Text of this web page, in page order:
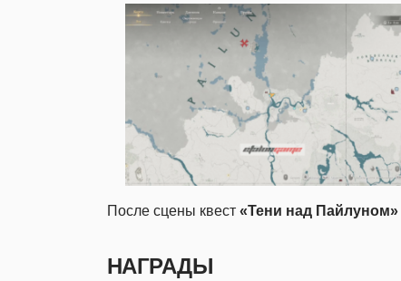
После сцены квест «Тени над Пайлуном»
НАГРАДЫ